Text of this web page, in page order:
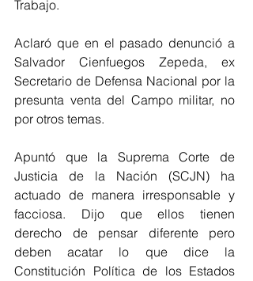
Trabajo.
Aclaró que en el pasado denunció a
Salvador Cienfuegos Zepeda, ex
Secretario de Defensa Nacional por la
presunta venta del Campo militar, no
por otros temas.
Apuntó que la Suprema Corte de
Justicia de la Nación (SCJN) ha
actuado de manera irresponsable y
facciosa. Dijo que ellos tienen
derecho de pensar diferente pero
deben acatar lo que dice la
Constitución Política de los Estados